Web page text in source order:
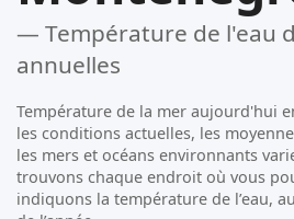
— Température de l'eau
annuelles
Température de la mer aujourd'hui
les conditions actuelles, les
les mers et océans environnants
trouvons chaque endroit où vous
indiquons la température de l’eau,